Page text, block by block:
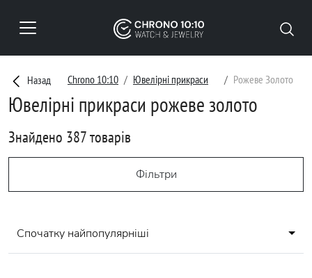
Назад Chrono 10:10 Ювелірні прикраси Рожеве Золото
Ювелірні прикраси рожеве золото
Знайдено 387 товарів
Фільтри
Спочатку найпопулярніші